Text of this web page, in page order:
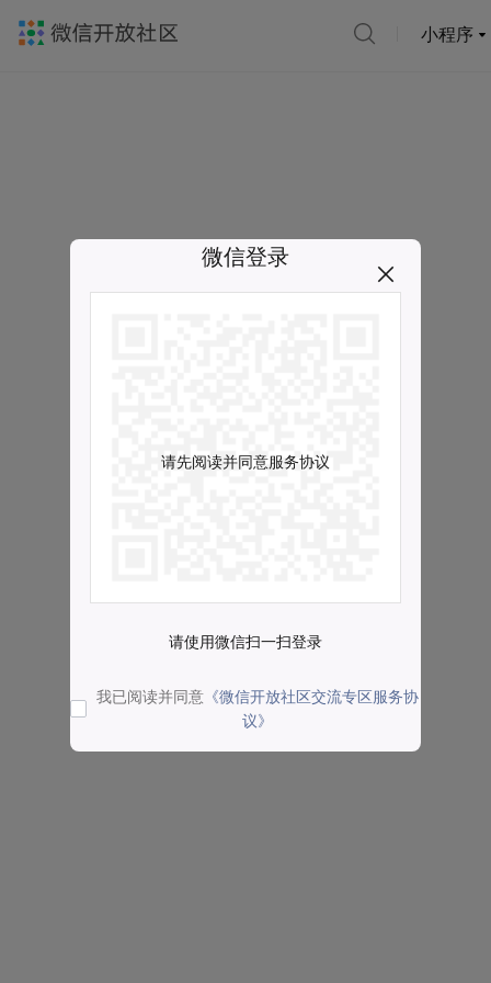
小程序
微信登录
请先阅读并同意服务协议
请使用微信扫一扫登录
我已阅读并同意 《微信开放社区交流专区服务协
议》